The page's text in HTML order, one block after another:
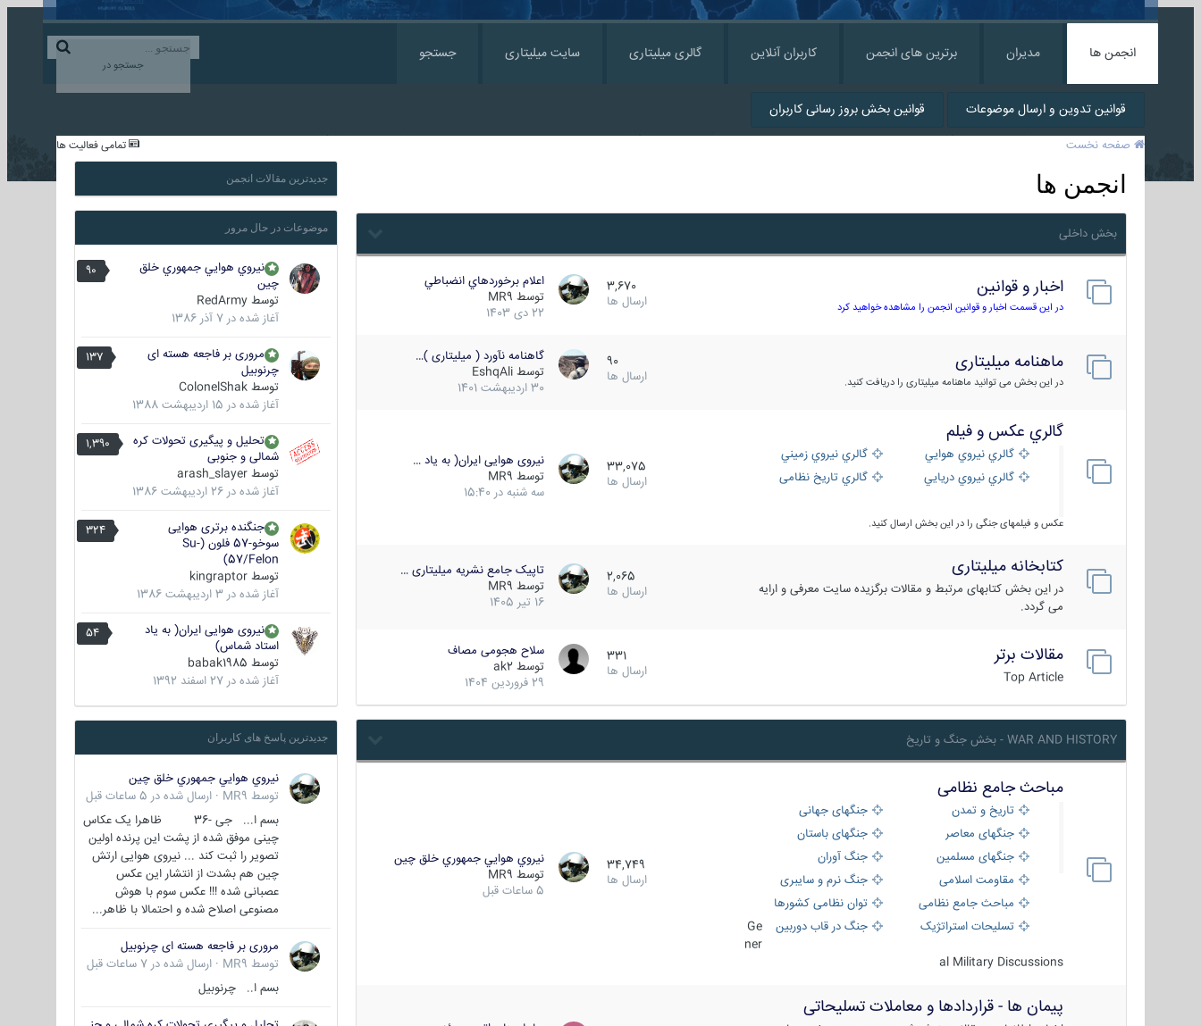
جستجو در
انجمن ها مدیران برترین های انجمن کاربران آنلاین گالری میلیتاری سایت میلیتاری جستجو
قوانین تدوین و ارسال موضوعات قوانین بخش بروز رسانی کاربران
تمامی فعالیت ها صفحه نخست
انجمن ها
بخش داخلی
اخبار و قوانین
در این قسمت اخبار و قوانین انجمن را مشاهده خواهید کرد
3,670
ارسال ها
اعلام برخوردهاي انضباطي
توسط MR9
22 دی 1403
ماهنامه میلیتاری
در این بخش می توانید ماهنامه میلیتاری را دریافت کنید.
90
ارسال ها
گاهنامه نآورد ( میلیتاری )…
توسط EshqAli
30 اردیبهشت 1401
گالري عكس و فيلم
گالري نيروي هوايي
گالري نيروي زميني
گالري نيروي دريايي
گالري تاریخ نظامی
عکس و فیلمهای جنگی را در این بخش ارسال کنید.
33,075
ارسال ها
نیروی هوایی ایران( به یاد …
توسط MR9
سه شنبه در 15:40
کتابخانه میلیتاری
در این بخش کتابهای مرتبط و مقالات برگزیده سایت معرفی و ارایه
می گردد.
2,065
ارسال ها
تاپیک جامع نشریه میلیتاری …
توسط MR9
16 تیر 1405
مقالات برتر
Top Article
331
ارسال ها
سلاح هجومی مصاف
توسط ak2
29 فروردین 1404
WAR AND HISTORY - بخش جنگ و تاریخ
مباحث جامع نظامی
تاریخ و تمدن
جنگهای جهانی
جنگهای معاصر
جنگهای باستان
جنگهای مسلمین
جنگ آوران
مقاومت اسلامی
جنگ نرم و سایبری
مباحث جامع نظامی
توان نظامی کشورها
تسلیحات استراتژیک
جنگ در قاب دوربین
Ge
ner
al Military Discussions
34,749
ارسال ها
نيروي هوايي جمهوري خلق چين
توسط MR9
5 ساعات قبل
پیمان ها - قراردادها و معاملات تسلیحاتی
جدیدترین مقالات انجمن
موضوعات در حال مرور
90
نيروي هوايي جمهوري خلق
چين
توسط RedArmy
آغاز شده در 7 آذر 1386
137
مروری بر فاجعه هسته ای
چرنوبیل
توسط ColonelShak
آغاز شده در 15 اردیبهشت 1388
1,390
تحلیل و پیگیری تحولات کره
شمالی و جنوبی
توسط arash_slayer
آغاز شده در 26 اردیبهشت 1386
324
جنگنده برتری هوایی
سوخو-57 فلون (Su-
57/Felon)
توسط kingraptor
آغاز شده در 3 اردیبهشت 1386
54
نیروی هوایی ایران( به یاد
استاد شماس)
توسط babak1985
آغاز شده در 27 اسفند 1392
جدیدترین پاسخ های کاربران
نيروي هوايي جمهوري خلق چين
توسط MR9
· ارسال شده در 5 ساعات قبل
بسم ا... جی -36 ظاهرا یک عکاس
چینی موفق شده از پشت این پرنده اولین
تصویر را ثبت کند ... نیروی هوایی ارتش
چین هم بشدت از انتشار این عکس
عصبانی شده !!! عکس سوم با هوش
مصنوعی اصلاح شده و احتمالا با ظاهر...
مروری بر فاجعه هسته ای چرنوبیل
توسط MR9
· ارسال شده در 7 ساعات قبل
بسم ا.. چرنوبیل